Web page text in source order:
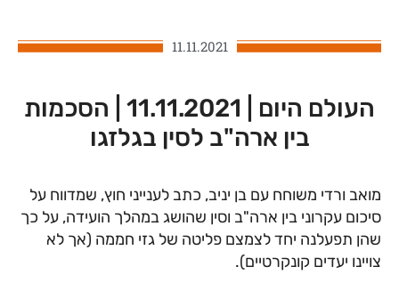
11.11.2021
העולם היום | 11.11.2021 | הסכמות
בין ארה"ב לסין בגלזגו
מואב ורדי משוחח עם בן יניב, כתב לענייני חוץ, שמדווח על
סיכום עקרוני בין ארה"ב וסין שהושג במהלך הועידה, על כך
שהן תפעלנה יחד לצמצם פליטה של גזי חממה (אך לא
צויינו יעדים קונקרטיים).